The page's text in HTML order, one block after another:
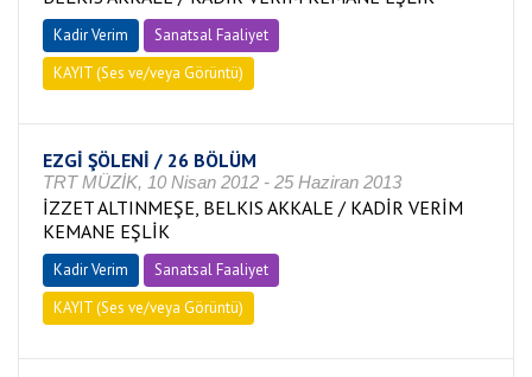
Kadir Verim
Sanatsal Faaliyet
KAYIT (Ses ve/veya Görüntü)
EZGİ ŞÖLENİ / 26 BÖLÜM
TRT MÜZİK, 10 Nisan 2012 - 25 Haziran 2013
İZZET ALTINMEŞE, BELKIS AKKALE / KADİR VERİM
KEMANE EŞLİK
Kadir Verim
Sanatsal Faaliyet
KAYIT (Ses ve/veya Görüntü)